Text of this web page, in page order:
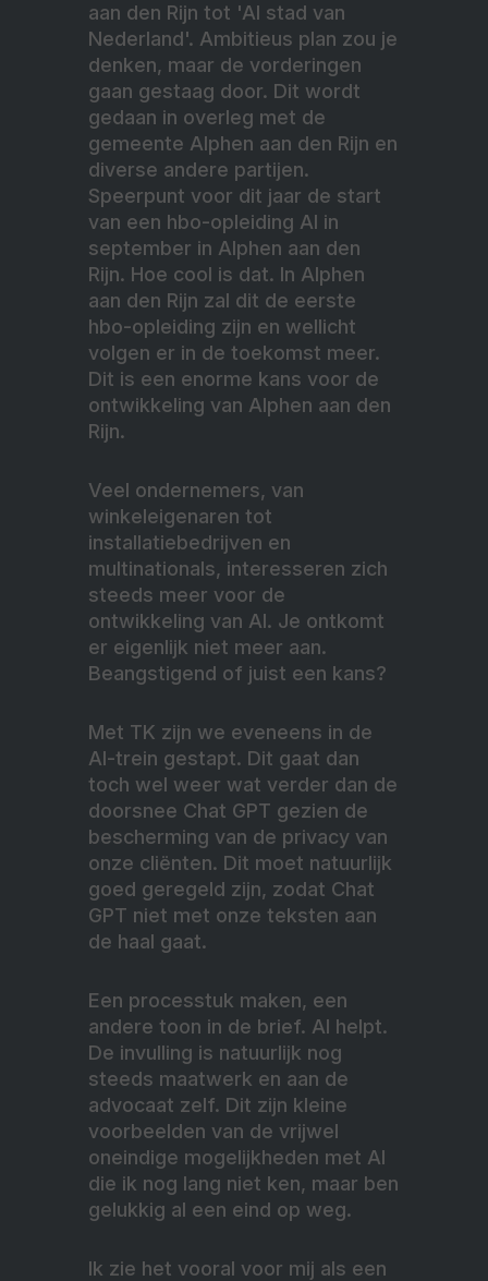
aan den Rijn tot 'AI stad van
Nederland'. Ambitieus plan zou je
denken, maar de vorderingen
gaan gestaag door. Dit wordt
gedaan in overleg met de
gemeente Alphen aan den Rijn en
diverse andere partijen.
Speerpunt voor dit jaar de start
van een hbo-opleiding AI in
september in Alphen aan den
Rijn. Hoe cool is dat. In Alphen
aan den Rijn zal dit de eerste
hbo-opleiding zijn en wellicht
volgen er in de toekomst meer.
Dit is een enorme kans voor de
ontwikkeling van Alphen aan den
Rijn.
Veel ondernemers, van
winkeleigenaren tot
installatiebedrijven en
multinationals, interesseren zich
steeds meer voor de
ontwikkeling van AI. Je ontkomt
er eigenlijk niet meer aan.
Beangstigend of juist een kans?
Met TK zijn we eveneens in de
AI-trein gestapt. Dit gaat dan
toch wel weer wat verder dan de
doorsnee Chat GPT gezien de
bescherming van de privacy van
onze cliënten. Dit moet natuurlijk
goed geregeld zijn, zodat Chat
GPT niet met onze teksten aan
de haal gaat.
Een processtuk maken, een
andere toon in de brief. AI helpt.
De invulling is natuurlijk nog
steeds maatwerk en aan de
advocaat zelf. Dit zijn kleine
voorbeelden van de vrijwel
oneindige mogelijkheden met AI
die ik nog lang niet ken, maar ben
gelukkig al een eind op weg.
Ik zie het vooral voor mij als een